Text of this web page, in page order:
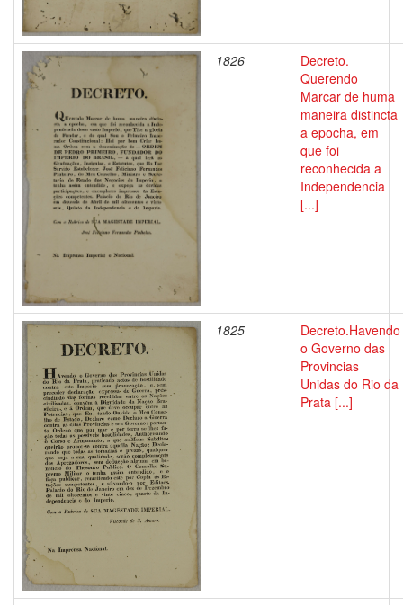
1826
Decreto.
Querendo
Marcar de huma
maneira distincta
a epocha, em
que foi
reconhecida a
Independencia
[...]
1825
Decreto.Havendo
o Governo das
Provincias
Unidas do Rio da
Prata [...]